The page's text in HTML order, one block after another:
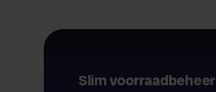
Slim voorraadbeheer